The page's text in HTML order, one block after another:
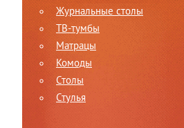
Журнальные столы
ТВ-тумбы
Матрацы
Комоды
Столы
Стулья